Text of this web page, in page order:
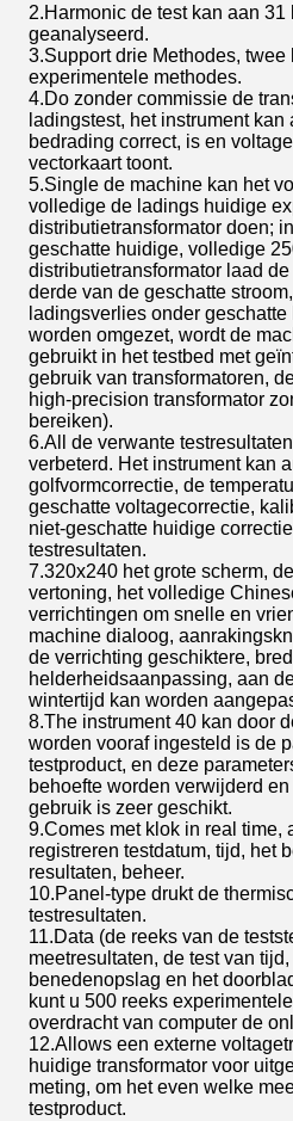
2.Harmonic de test kan aan
geanalyseerd.
3.Support drie Methodes,
experimentele methodes.
4.Do zonder commissie de
ladingstest, het instrument
bedrading correct, is en
vectorkaart toont.
5.Single de machine kan het
volledige de ladings huidige
distributietransformator doen;
geschatte huidige, volledige
distributietransformator laad
derde van de geschatte
ladingsverlies onder
worden omgezet, wordt de
gebruikt in het testbed met
gebruik van transformatoren,
high-precision transformator
bereiken).
6.All de verwante
verbeterd. Het instrument kan
golfvormcorrectie, de
geschatte voltagecorrectie,
niet-geschatte huidige
testresultaten.
7.320x240 het grote scherm,
vertoning, het volledige
verrichtingen om snelle en
machine dialoog,
de verrichting geschiktere,
helderheidsaanpassing, aan
wintertijd kan worden
8.The instrument 40 kan door
worden vooraf ingesteld is de
testproduct, en deze
behoefte worden verwijderd
gebruik is zeer geschikt.
9.Comes met klok in real time,
registreren testdatum, tijd, het
resultaten, beheer.
10.Panel-type drukt de
testresultaten.
11.Data (de reeks van de
meetresultaten, de test van
benedenopslag en het
kunt u 500 reeks
overdracht van computer de
12.Allows een externe
huidige transformator voor
meting, om het even welke
testproduct.